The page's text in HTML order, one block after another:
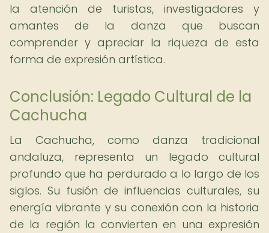
la atención de turistas, investigadores y
amantes de la danza que buscan
comprender y apreciar la riqueza de esta
forma de expresión artística.
Conclusión: Legado Cultural de la
Cachucha
La Cachucha, como danza tradicional
andaluza, representa un legado cultural
profundo que ha perdurado a lo largo de los
siglos. Su fusión de influencias culturales, su
energía vibrante y su conexión con la historia
de la región la convierten en una expresión